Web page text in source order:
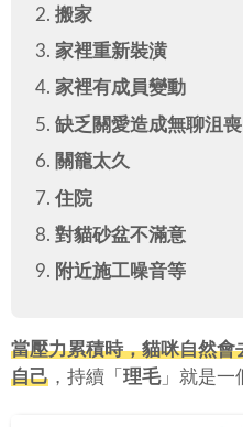
搬家
家裡重新裝潢
家裡有成員變動
缺乏關愛造成無聊沮喪
關籠太久
住院
對貓砂盆不滿意
附近施工噪音等
當壓力累積時，貓咪自然會
自己 ，持續「 理毛」就是一